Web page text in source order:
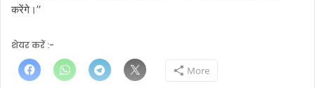
करेंगे।’’
शेयर करें :-
More